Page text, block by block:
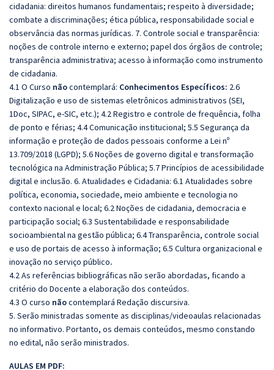
cidadania: direitos humanos fundamentais; respeito à diversidade;
combate a discriminações; ética pública, responsabilidade social e
observância das normas jurídicas. 7. Controle social e transparência:
noções de controle interno e externo; papel dos órgãos de controle;
transparência administrativa; acesso à informação como instrumento
de cidadania.
4.1 O Curso nãocontemplará: Conhecimentos Específicos: 2.6
Digitalização e uso de sistemas eletrônicos administrativos (SEI,
1Doc, SIPAC, e-SIC, etc.); 4.2 Registro e controle de frequência, folha
de ponto e férias; 4.4 Comunicação institucional; 5.5 Segurança da
informação e proteção de dados pessoais conforme a Lei nº
13.709/2018 (LGPD); 5.6 Noções de governo digital e transformação
tecnológica na Administração Pública; 5.7 Princípios de acessibilidade
digital e inclusão. 6. Atualidades e Cidadania: 6.1 Atualidades sobre
política, economia, sociedade, meio ambiente e tecnologia no
contexto nacional e local; 6.2 Noções de cidadania, democracia e
participação social; 6.3 Sustentabilidade e responsabilidade
socioambiental na gestão pública; 6.4 Transparência, controle social
e uso de portais de acesso à informação; 6.5 Cultura organizacional e
inovação no serviço público.
4.2 As referências bibliográficas não serão abordadas, ficando a
critério do Docente a elaboração dos conteúdos.
4.3 O curso nãocontemplará Redação discursiva.
5. Serão ministradas somente as disciplinas/videoaulas relacionadas
no informativo. Portanto, os demais conteúdos, mesmo constando
no edital, não serão ministrados.
AULAS EM PDF: